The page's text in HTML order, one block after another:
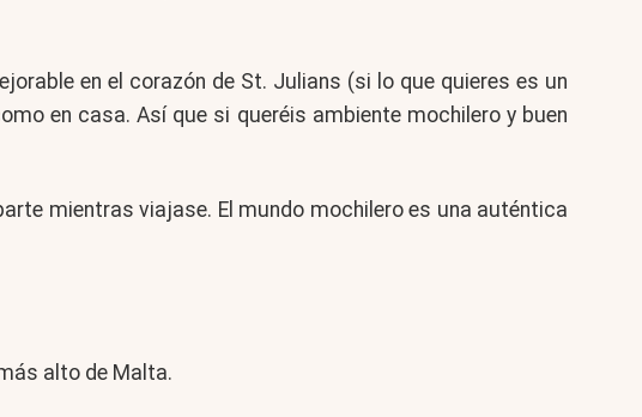
en el corazón de St. Julians (si lo que quieres es un
en casa. Así que si queréis ambiente mochilero y buen
mientras viajase. El mundo mochilero es una auténtica
alto de Malta.